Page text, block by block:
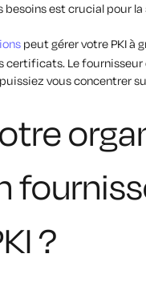
besoins est crucial pour
peut gérer votre PKI à
certificats. Le
vous concentrer
?